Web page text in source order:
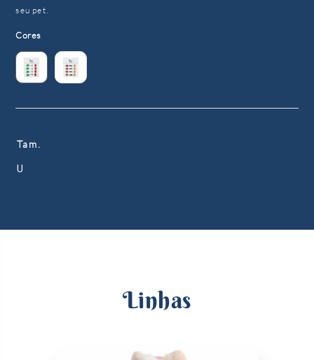
seu pet.
Cores
Tam.
U
Linhas